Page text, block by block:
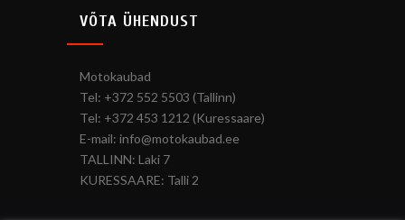
VÕTA ÜHENDUST
Motokaubad
Tel: +372 552 5503 (Tallinn)
Tel: +372 453 1212 (Kuressaare)
E-mail: info@motokaubad.ee
TALLINN: Laki 7
KURESSAARE: Talli 2